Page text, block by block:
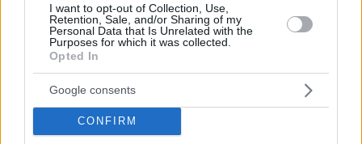
I want to opt-out of Collection, Use,
Retention, Sale, and/or Sharing of my
Personal Data that Is Unrelated with the
Purposes for which it was collected.
Opted In
Google consents
CONFIRM
απαντά «το ξέρω και τον έχω προειδοποιήσει.
Του είπα να σταματήσει» κάνοντας λόγο για
«αρρώστια».
@epokquimps does this jog your memory? You